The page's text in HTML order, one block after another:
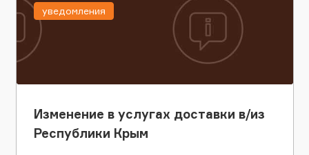
Изменение в услугах доставки в/из
Республики Крым
уведомления